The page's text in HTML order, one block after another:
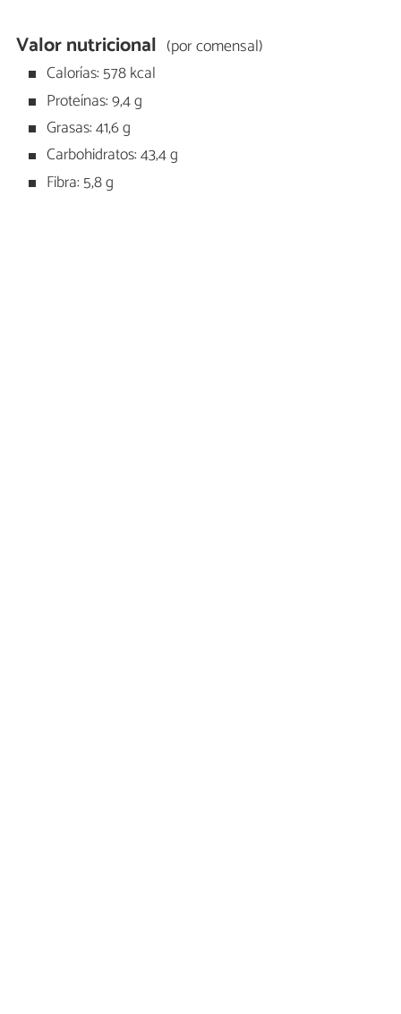
Valor nutricional (por comensal)
Calorías: 578 kcal
Proteínas: 9,4 g
Grasas: 41,6 g
Carbohidratos: 43,4 g
Fibra: 5,8 g